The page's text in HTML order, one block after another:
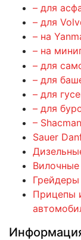
– для
– для
– на
– на
– для
– для
– для
– для
– Shacman
Sauer
Вилочные
Грейдеры
Прицепы